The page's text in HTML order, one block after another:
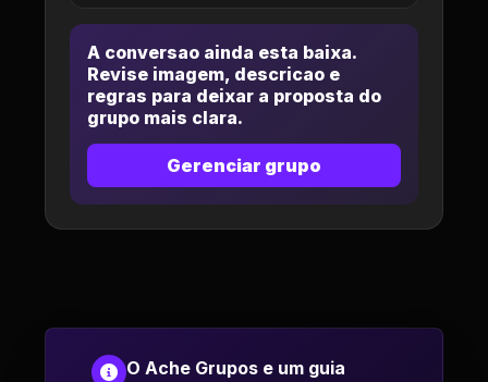
A conversao ainda esta baixa.
Revise imagem, descricao e
regras para deixar a proposta do
grupo mais clara.
Gerenciar grupo
O Ache Grupos e um guia